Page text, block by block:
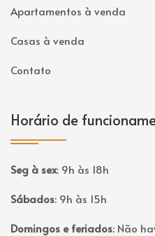
Apartamentos à venda
Casas à venda
Contato
Horário de
Seg à sex: 9h às 18h
Sábados: 9h às 15h
Domingos e feriados: Não